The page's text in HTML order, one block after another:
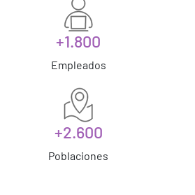
+1.800
Empleados
+2.600
Poblaciones